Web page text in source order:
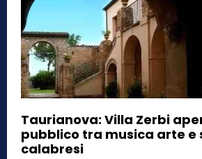
Taurianova: Villa Zerbi
pubblico tra musica arte e
calabresi